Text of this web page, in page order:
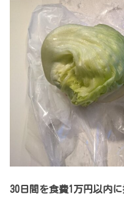
30日間を食費1万円以内